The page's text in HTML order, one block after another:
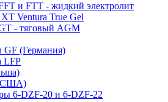
и FTT - жидкий электролит
Ventura True Gel
- тяговый AGM
GF (Германия)
LFP
(США)
6-DZF-20 и 6-DZF-22